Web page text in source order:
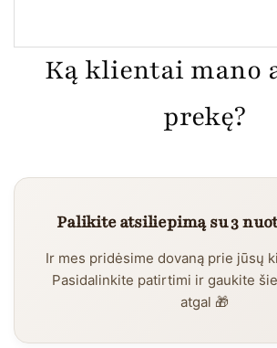
Ką klientai mano
prekę?
Palikite atsiliepimą su 3
Ir mes pridėsime dovaną prie jūsų
Pasidalinkite patirtimi ir gaukite
atgal 🎁